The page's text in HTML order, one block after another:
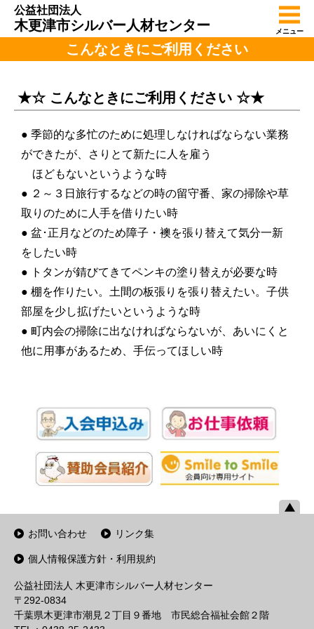
公益社団法人
木更津市シルバー人材センター メニュー
こんなときにご利用ください
★☆ こんなときにご利用ください ☆★
● 季節的な多忙のために処理しなければならない業務
ができたが、さりとて新たに人を雇う
ほどもないというような時
● ２～３日旅行するなどの時の留守番、家の掃除や草
取りのために人手を借りたい時
● 盆･正月などのため障子・襖を張り替えて気分一新
をしたい時
● トタンが錆びてきてペンキの塗り替えが必要な時
● 棚を作りたい。土間の板張りを張り替えたい。子供
部屋を少し拡げたいというような時
● 町内会の掃除に出なければならないが、あいにくと
他に用事があるため、手伝ってほしい時
お問い合わせ リンク集
個人情報保護方針・利用規約
公益社団法人 木更津市シルバー人材センター
〒292-0834
千葉県木更津市潮見２丁目９番地 市民総合福祉会館２階